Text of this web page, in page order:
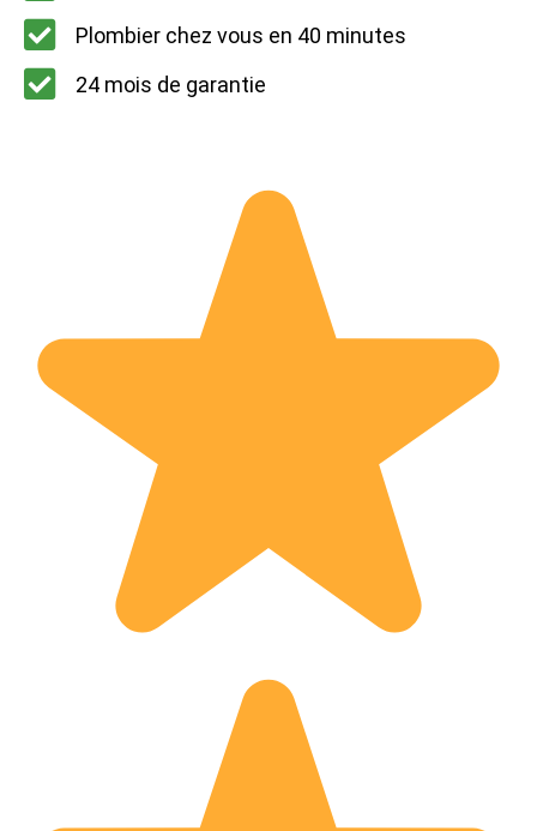
Plombier chez vous en 40 minutes
24 mois de garantie